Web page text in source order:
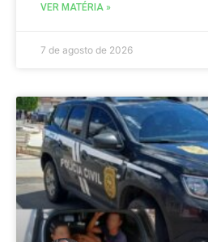
VER MATÉRIA »
7 de agosto de 2026